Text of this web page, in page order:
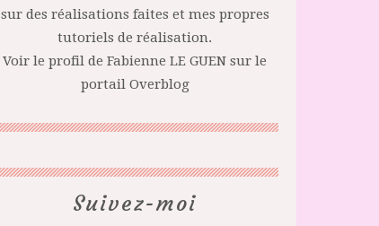
sur des réalisations faites et mes propres
tutoriels de réalisation.
Voir le profil de Fabienne LE GUEN sur le
portail Overblog
Suivez-moi